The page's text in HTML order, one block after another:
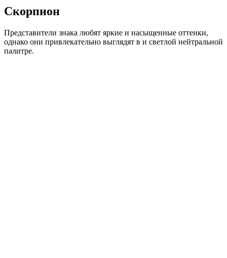
Скорпион
Представители знака любят яркие и насыщенные оттенки,
однако они привлекательно выглядят в и светлой нейтральной
палитре.